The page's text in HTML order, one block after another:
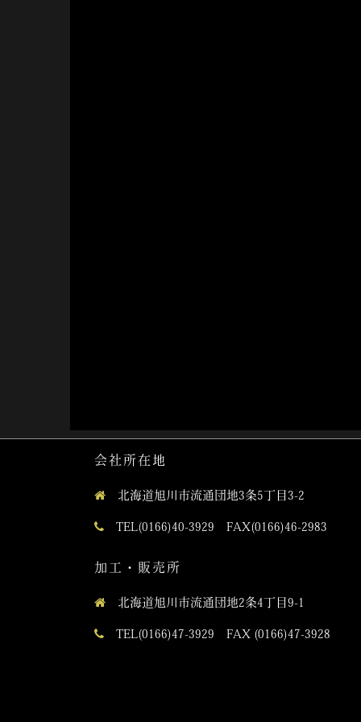
会社所在地
北海道旭川市流通団地3条5丁目3-2
TEL(0166)40-3929 FAX(0166)46-2983
加工・販売所
北海道旭川市流通団地2条4丁目9-1
TEL(0166)47-3929 FAX (0166)47-3928